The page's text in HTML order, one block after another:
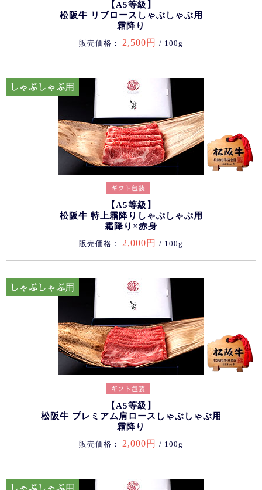
【A5等級】
松阪牛 リブロースしゃぶしゃぶ用
霜降り
販売価格： 2,500円 / 100g
【A5等級】
松阪牛 特上霜降りしゃぶしゃぶ用
霜降り×赤身
販売価格： 2,000円 / 100g
【A5等級】
松阪牛 プレミアム肩ロースしゃぶしゃぶ用
霜降り
販売価格： 2,000円 / 100g